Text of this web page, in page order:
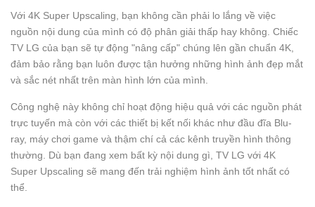
Với 4K Super Upscaling, bạn không cần phải lo lắng về việc
nguồn nội dung của mình có độ phân giải thấp hay không. Chiếc
TV LG của bạn sẽ tự động "nâng cấp" chúng lên gần chuẩn 4K,
đảm bảo rằng bạn luôn được tận hưởng những hình ảnh đẹp mắt
và sắc nét nhất trên màn hình lớn của mình.
Công nghệ này không chỉ hoạt động hiệu quả với các nguồn phát
trực tuyến mà còn với các thiết bị kết nối khác như đầu đĩa Blu-
ray, máy chơi game và thậm chí cả các kênh truyền hình thông
thường. Dù bạn đang xem bất kỳ nội dung gì, TV LG với 4K
Super Upscaling sẽ mang đến trải nghiệm hình ảnh tốt nhất có
thể.